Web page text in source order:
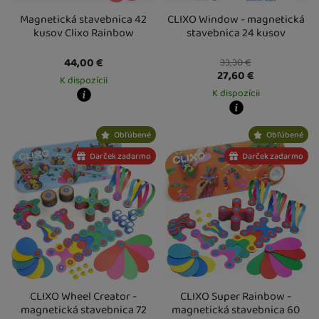
Magnetická stavebnica 42
kusov Clixo Rainbow
44,00€
K dispozícii
Osobný odber vo výdajnom mieste
17. 8.
CLIXO Window - magnetická
stavebnica 24 kusov
33,30€
27,60€
K dispozícii
Kdy zboží dostanete?
Osobný odber vo výdajnom mieste
U Vás doma17. 8.
Obľúbené
Darček zadarmo
CLIXO Wheel Creator -
magnetická stavebnica 72
Obľúbené
Darček zadarmo
CLIXO Super Rainbow -
magnetická stavebnica 60